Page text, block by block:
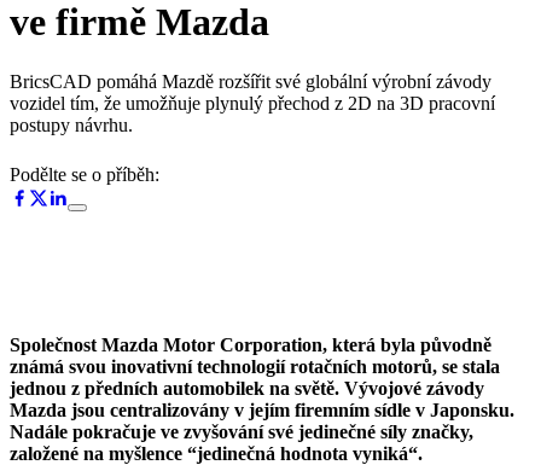
ve firmě Mazda
BricsCAD pomáhá Mazdě rozšířit své globální výrobní závody
vozidel tím, že umožňuje plynulý přechod z 2D na 3D pracovní
postupy návrhu.
Podělte se o příběh:
Společnost Mazda Motor Corporation, která byla původně
známá svou inovativní technologií rotačních motorů, se stala
jednou z předních automobilek na světě. Vývojové závody
Mazda jsou centralizovány v jejím firemním sídle v Japonsku.
Nadále pokračuje ve zvyšování své jedinečné síly značky,
založené na myšlence “jedinečná hodnota vyniká“.